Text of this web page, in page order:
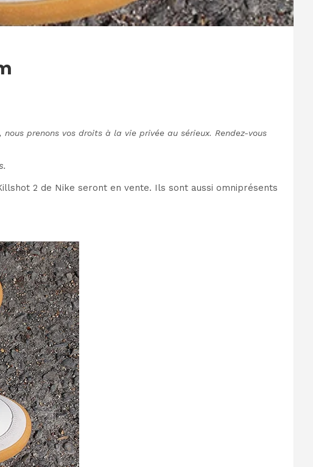
prenons vos droits à la vie privée au sérieux. Rendez-vous
2 de Nike seront en vente. Ils sont aussi omniprésents